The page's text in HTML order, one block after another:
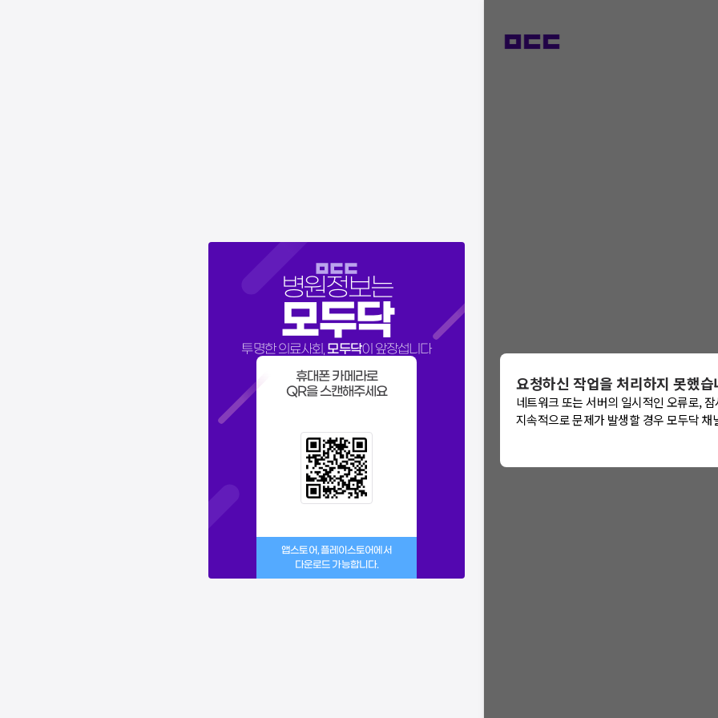
병원정보는
모두닥
투명한 의료사회,모두닥이 앞장섭니다
휴대폰 카메라로
QR을 스캔해주세요
앱스토어, 플레이스토어에서
다운로드 가능합니다.
: 에러가 발생했습
문제가 지속적으로 발생할 경
을 통해 문의해주세
요청하신 작업을 처리하지 못했습
네트워크 또는 서버의 일시적인 오류로,
지속적으로 문제가 발생할 경우 모두닥 채